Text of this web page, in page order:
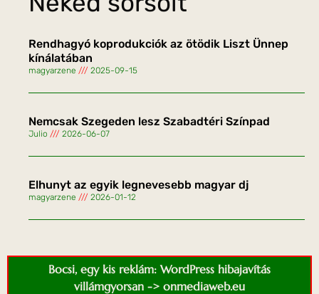
Rendhagyó koprodukciók az ötödik Liszt Ünnep
kínálatában
magyarzene 2025-09-15
Nemcsak Szegeden lesz Szabadtéri Színpad
Julio 2026-06-07
Elhunyt az egyik legnevesebb magyar dj
magyarzene 2026-01-12
Bocsi, egy kis reklám: WordPress hibajavítás
villámgyorsan -> onmediaweb.eu